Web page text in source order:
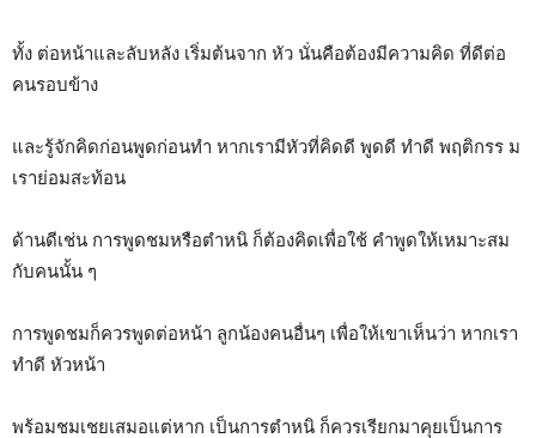
ทั้ง ต่อหน้าและลับหลัง เริ่มต้นจาก หัว นั่นคือต้องมีความคิด ที่ดีต่อ
คนรอบข้าง
และรู้จักคิดก่อนพูดก่อนทำ หากเรามีหัวที่คิดดี พูดดี ทำดี พฤติกรร ม
เราย่อมสะท้อน
ด้านดีเช่น การพูดชมหรือตำหนิ ก็ต้องคิดเพื่อใช้ คำพูดให้เหมาะสม
กับคนนั้น ๆ
การพูดชมก็ควรพูดต่อหน้า ลูกน้องคนอื่นๆ เพื่อให้เขาเห็นว่า หากเรา
ทำดี หัวหน้า
พร้อมชมเชยเสมอแต่หาก เป็นการตำหนิ ก็ควรเรียกมาคุยเป็นการ